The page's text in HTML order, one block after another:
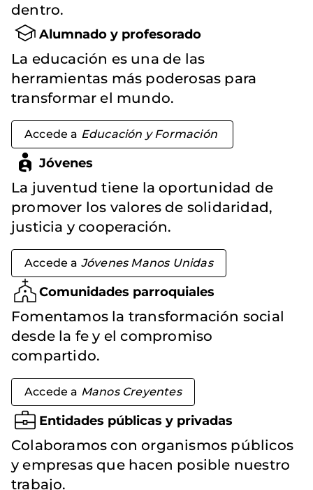
dentro.
Alumnado y profesorado
La educación es una de las
herramientas más poderosas para
transformar el mundo.
Accede a Educación y Formación
Jóvenes
La juventud tiene la oportunidad de
promover los valores de solidaridad,
justicia y cooperación.
Accede a Jóvenes Manos Unidas
Comunidades parroquiales
Fomentamos la transformación social
desde la fe y el compromiso
compartido.
Accede a Manos Creyentes
Entidades públicas y privadas
Colaboramos con organismos públicos
y empresas que hacen posible nuestro
trabajo.